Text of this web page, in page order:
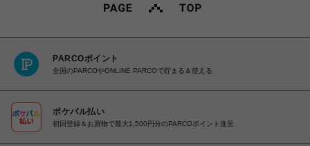
PARCOポイント
全国のPARCOやONLINE PARCOで貯まる＆使える
ポケパル払い
初回登録＆お買物で最大1,500円分のPARCOポイント進呈